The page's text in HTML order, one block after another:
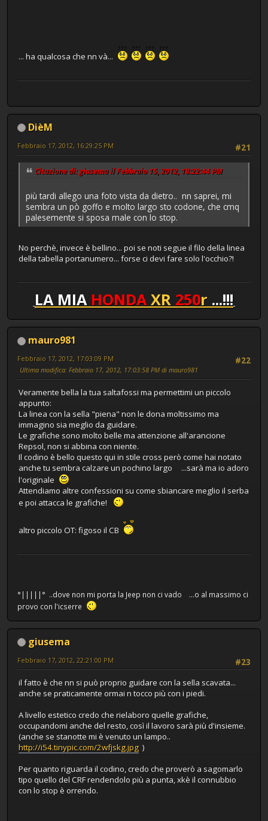
... ha qualcosa che nn và...
DièM
#21
Febbraio 17, 2012, 16:29:25 PM
Citazione di: giusema il Febbraio 15, 2012, 18:22:44 PM
più tardi allego una foto vista da dietro.. nn saprei, mi
sembra un pò goffo e molto largo sto codone, che cmq
palesemente si sposa male con lo stop.
No perchè, invece è bellino... poi se noti segue il filo della linea
della tabella portanumero... forse ci devi fare solo l'occhio?!
LA MIAHONDAXR 250r ...!!!
mauro981
#22
Febbraio 17, 2012, 17:03:09 PM
Ultima modifica: Febbraio 17, 2012, 17:03:58 PM di mauro981
Veramente bella la tua saltafossi ma permettimi un piccolo
appunto:
La linea con la sella "piena" non le dona moltissimo ma
immagino sia meglio da guidare.
Le grafiche sono molto belle ma attenzione all'arancione
Repsol, non si abbina con niente.
Il codino è bello questo qui in stile cross però come hai notato
anche tu sembra calzare un pochino largo ...sarà ma io adoro
l'originale
Attendiamo altre confessioni su come sbiancare meglio il serba
e poi attacca le grafiche!
altro piccolo OT: figoso il CB
°|||||° ..dove non mi porta la Jeep non ci vado ...o al massimo ci
provo con l'icserre
giusema
#23
Febbraio 17, 2012, 22:21:00 PM
il fatto è che nn si può proprio guidare con la sella scavata...
anche se praticamente ormai n tocco più con i piedi.
A livello estetico credo che rielaboro quelle grafiche,
occupandomi anche del resto, così il lavoro sarà più d'insieme.
(anche se stanotte mi è venuto un lampo..
http://i54.tinypic.com/2wfjskg.jpg)
Per quanto riguarda il codino, credo che proverò a sagomarlo
tipo quello del CRF rendendolo più a punta, xkè il connubbio
con lo stop è orrendo.